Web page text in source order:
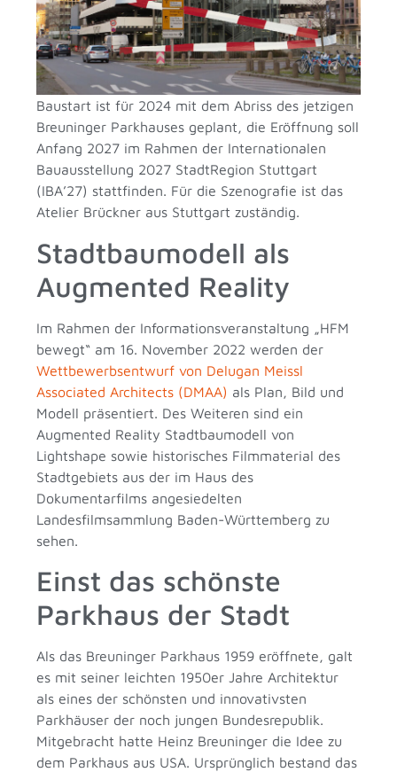
Baustart ist für 2024 mit dem Abriss des jetzigen
Breuninger Parkhauses geplant, die Eröffnung soll
Anfang 2027 im Rahmen der Internationalen
Bauausstellung 2027 StadtRegion Stuttgart
(IBA’27) stattfinden. Für die Szenografie ist das
Atelier Brückner aus Stuttgart zuständig.
Stadtbaumodell als
Augmented Reality
Im Rahmen der Informationsveranstaltung „HFM
bewegt“ am 16. November 2022 werden der
Wettbewerbsentwurf von Delugan Meissl
Associated Architects (DMAA) als Plan, Bild und
Modell präsentiert. Des Weiteren sind ein
Augmented Reality Stadtbaumodell von
Lightshape sowie historisches Filmmaterial des
Stadtgebiets aus der im Haus des
Dokumentarfilms angesiedelten
Landesfilmsammlung Baden-Württemberg zu
sehen.
Einst das schönste
Parkhaus der Stadt
Als das Breuninger Parkhaus 1959 eröffnete, galt
es mit seiner leichten 1950er Jahre Architektur
als eines der schönsten und innovativsten
Parkhäuser der noch jungen Bundesrepublik.
Mitgebracht hatte Heinz Breuninger die Idee zu
dem Parkhaus aus USA. Ursprünglich bestand das